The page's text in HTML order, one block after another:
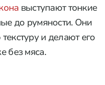
выступают тонкие
до румяности. Они
и делают его
без мяса.